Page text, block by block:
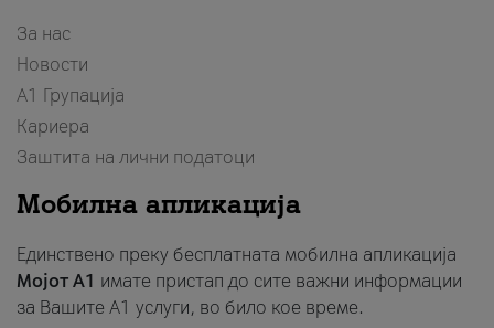
За нас
Новости
А1 Групација
Кариера
Заштита на лични податоци
Мобилна апликација
Единствено преку бесплатната мобилна апликација
Мојот A1 имате пристап до сите важни информации
за Вашите A1 услуги, во било кое време.